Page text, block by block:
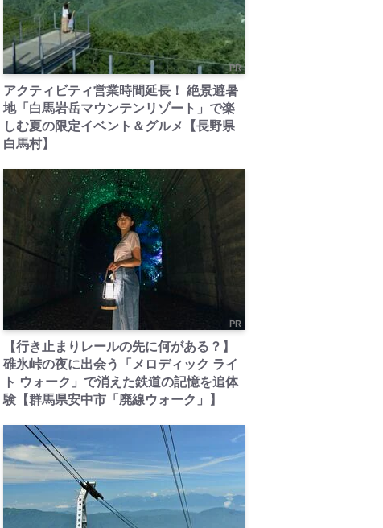
PR
アクティビティ営業時間延長！ 絶景避暑
地「白馬岩岳マウンテンリゾート」で楽
しむ夏の限定イベント＆グルメ【長野県
白馬村】
PR
【行き止まりレールの先に何がある？】
碓氷峠の夜に出会う「メロディック ライ
ト ウォーク」で消えた鉄道の記憶を追体
験【群馬県安中市「廃線ウォーク」】